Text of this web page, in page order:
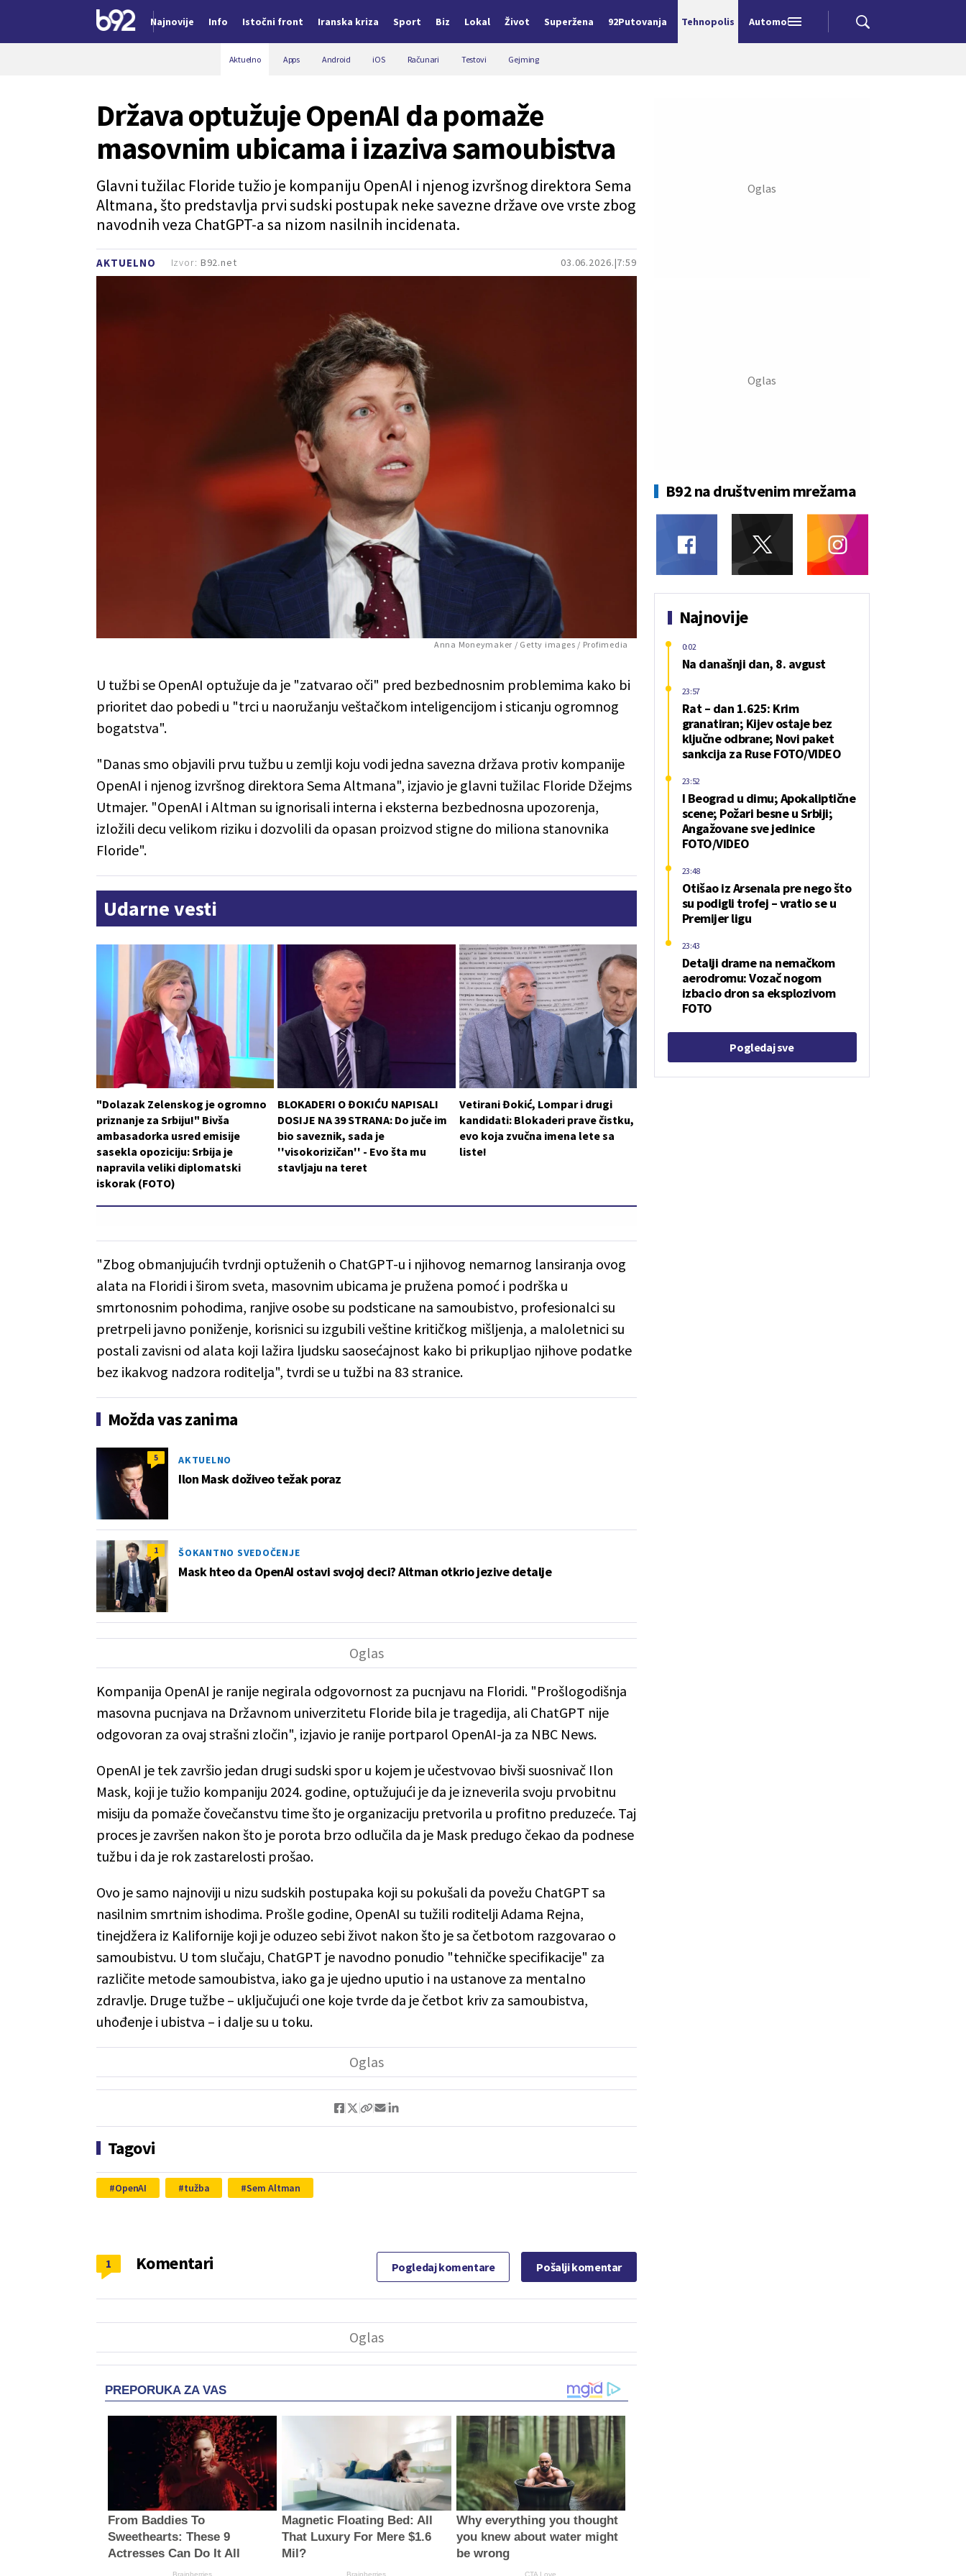
Najnovije Info Istočni front Iranska kriza Sport Biz Lokal Život Superžena 92Putovanja Tehnopolis Automobili
Aktuelno Apps Android iOS Računari Testovi Gejming
AKTUELNO 03.06.2026. 7:59
Država optužuje OpenAI da pomaže
masovnim ubicama i izaziva samoubistva
Glavni tužilac Floride tužio je kompaniju OpenAI i njenog izvršnog direktora Sema
Altmana, što predstavlja prvi sudski postupak neke savezne države ove vrste zbog
navodnih veza ChatGPT-a sa nizom nasilnih incidenata.
Izvor: B92.net
Anna Moneymaker / Getty images / Profimedia
U tužbi se OpenAI optužuje da je "zatvarao oči" pred bezbednosnim problemima kako bi
prioritet dao pobedi u "trci u naoružanju veštačkom inteligencijom i sticanju ogromnog
bogatstva".
"Danas smo objavili prvu tužbu u zemlji koju vodi jedna savezna država protiv kompanije
OpenAI i njenog izvršnog direktora Sema Altmana", izjavio je glavni tužilac Floride Džejms
Utmajer. "OpenAI i Altman su ignorisali interna i eksterna bezbednosna upozorenja,
izložili decu velikom riziku i dozvolili da opasan proizvod stigne do miliona stanovnika
Floride".
Udarne vesti
"Dolazak Zelenskog je ogromno
priznanje za Srbiju!" Bivša
ambasadorka usred emisije
sasekla opoziciju: Srbija je
napravila veliki diplomatski
iskorak (FOTO)
BLOKADERI O ĐOKIĆU NAPISALI
DOSIJE NA 39 STRANA: Do juče im
bio saveznik, sada je
''visokorizičan'' - Evo šta mu
stavljaju na teret
Vetirani Đokić, Lompar i drugi
kandidati: Blokaderi prave čistku,
evo koja zvučna imena lete sa
liste!
"Zbog obmanjujućih tvrdnji optuženih o ChatGPT-u i njihovog nemarnog lansiranja ovog
alata na Floridi i širom sveta, masovnim ubicama je pružena pomoć i podrška u
smrtonosnim pohodima, ranjive osobe su podsticane na samoubistvo, profesionalci su
pretrpeli javno poniženje, korisnici su izgubili veštine kritičkog mišljenja, a maloletnici su
postali zavisni od alata koji lažira ljudsku saosećajnost kako bi prikupljao njihove podatke
bez ikakvog nadzora roditelja", tvrdi se u tužbi na 83 stranice.
Možda vas zanima
5 AKTUELNO
Ilon Mask doživeo težak poraz
1 ŠOKANTNO SVEDOČENJE
Mask hteo da OpenAI ostavi svojoj deci? Altman otkrio jezive detalje
Kompanija OpenAI je ranije negirala odgovornost za pucnjavu na Floridi. "Prošlogodišnja
masovna pucnjava na Državnom univerzitetu Floride bila je tragedija, ali ChatGPT nije
odgovoran za ovaj strašni zločin", izjavio je ranije portparol OpenAI-ja za NBC News.
OpenAI je tek završio jedan drugi sudski spor u kojem je učestvovao bivši suosnivač Ilon
Mask, koji je tužio kompaniju 2024. godine, optužujući je da je izneverila svoju prvobitnu
misiju da pomaže čovečanstvu time što je organizaciju pretvorila u profitno preduzeće. Taj
proces je završen nakon što je porota brzo odlučila da je Mask predugo čekao da podnese
tužbu i da je rok zastarelosti prošao.
Ovo je samo najnoviji u nizu sudskih postupaka koji su pokušali da povežu ChatGPT sa
nasilnim smrtnim ishodima. Prošle godine, OpenAI su tužili roditelji Adama Rejna,
tinejdžera iz Kalifornije koji je oduzeo sebi život nakon što je sa četbotom razgovarao o
samoubistvu. U tom slučaju, ChatGPT je navodno ponudio "tehničke specifikacije" za
različite metode samoubistva, iako ga je ujedno uputio i na ustanove za mentalno
zdravlje. Druge tužbe – uključujući one koje tvrde da je četbot kriv za samoubistva,
uhođenje i ubistva – i dalje su u toku.
Tagovi
OpenAI tužba Sem Altman
Komentari
1 Pogledaj komentare Pošalji komentar
PREPORUKA ZA VAS
From Baddies To
Sweethearts: These 9
Actresses Can Do It All
Magnetic Floating Bed: All
That Luxury For Mere $1.6
Mil?
Why everything you thought
you knew about water might
be wrong
B92 na društvenim mrežama
Najnovije
Na današnji dan, 8. avgust
0:02
Rat – dan 1.625: Krim
granatiran; Kijev ostaje bez
ključne odbrane; Novi paket
sankcija za Ruse FOTO/VIDEO
23:57
I Beograd u dimu; Apokaliptične
scene; Požari besne u Srbiji;
Angažovane sve jedinice
FOTO/VIDEO
23:52
Otišao iz Arsenala pre nego što
su podigli trofej – vratio se u
Premijer ligu
23:48
Detalji drame na nemačkom
aerodromu: Vozač nogom
izbacio dron sa eksplozivom
FOTO
23:43
Pogledaj sve